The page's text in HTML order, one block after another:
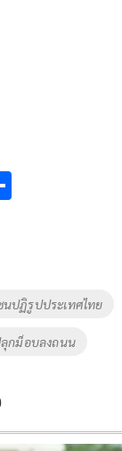
ปฏิรูปประเทศไทย
กม็อบลงถนน